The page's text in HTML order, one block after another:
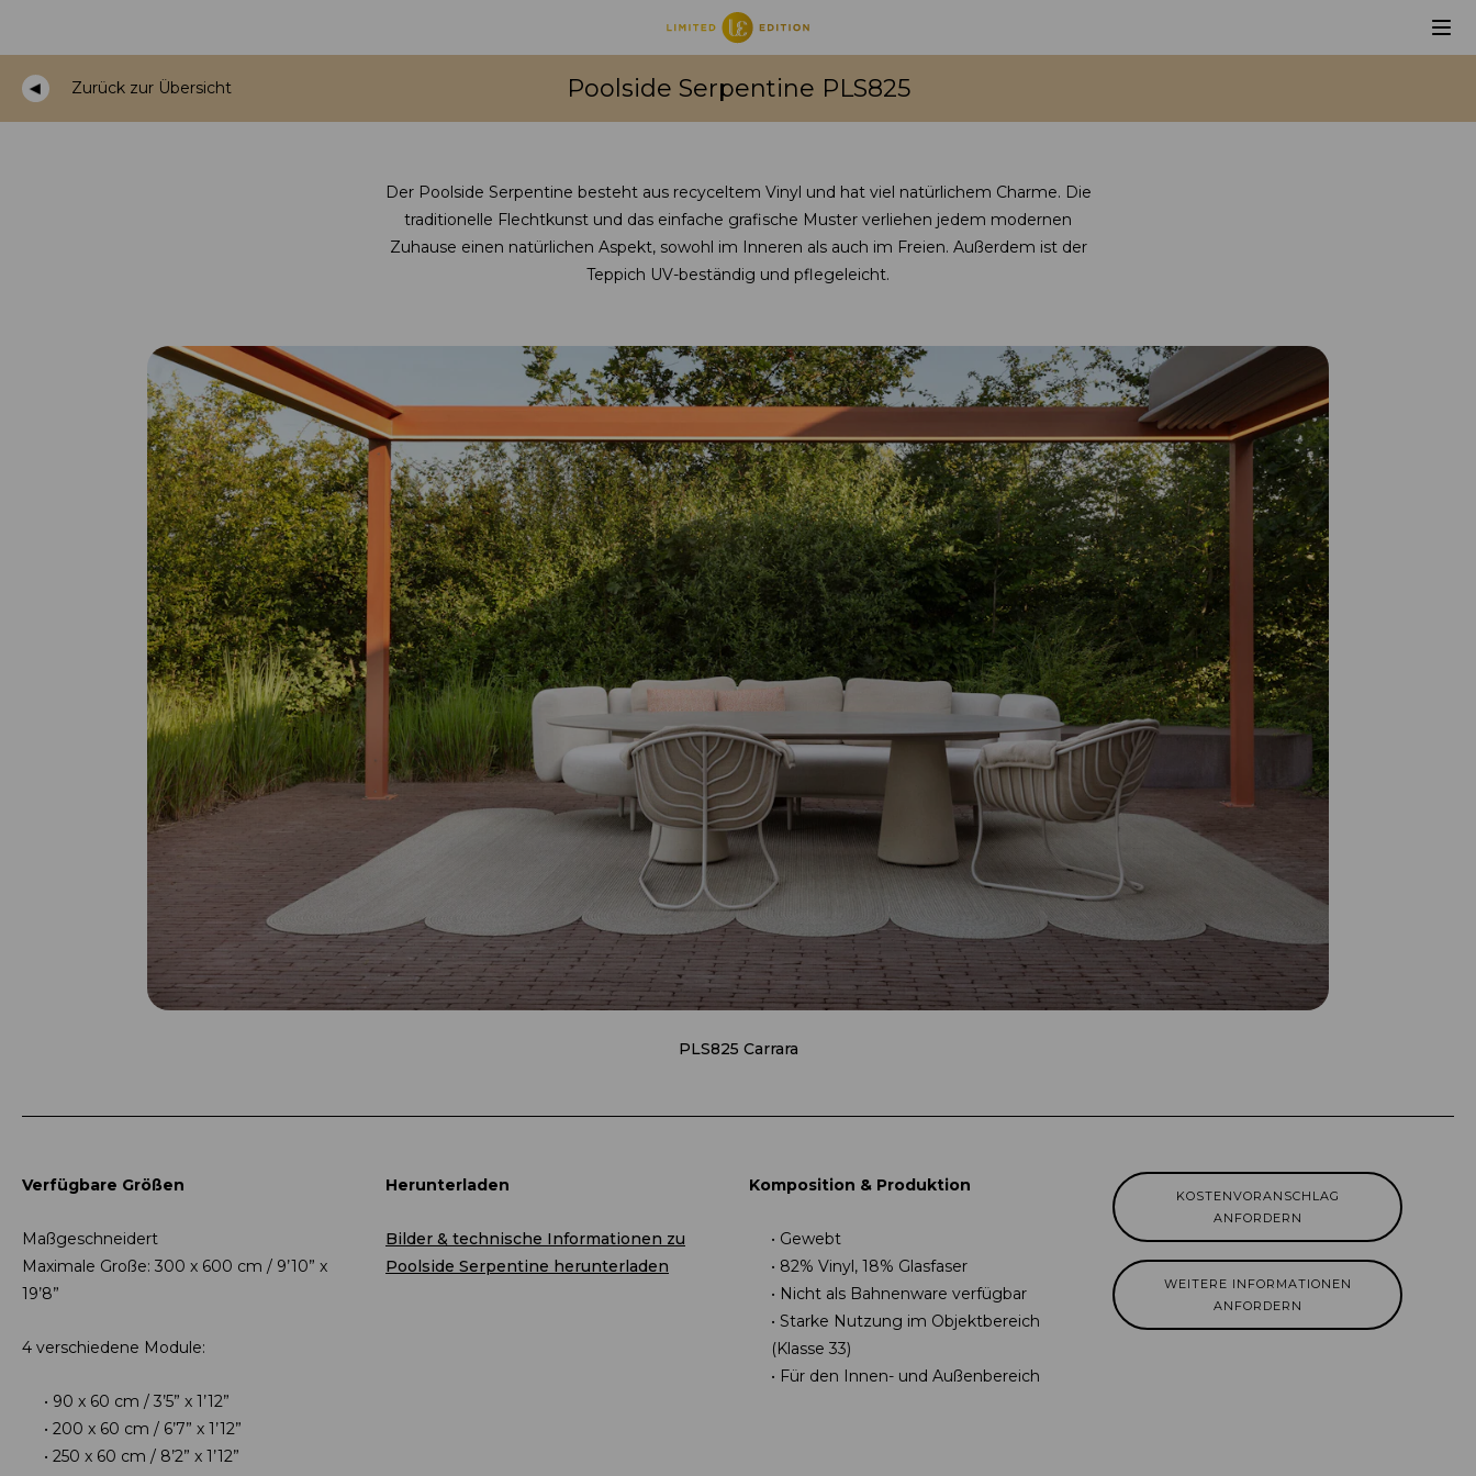
Zurück zur Übersicht Poolside Serpentine PLS825
Der Poolside Serpentine besteht aus recyceltem Vinyl und hat viel natürlichem Charme. Die
traditionelle Flechtkunst und das einfache grafische Muster verliehen jedem modernen
Zuhause einen natürlichen Aspekt, sowohl im Inneren als auch im Freien. Außerdem ist der
Teppich UV-beständig und pflegeleicht.
PLS825 Carrara
Verfügbare Größen
Maßgeschneidert
Maximale Große: 300 x 600 cm / 9’10” x
19’8”
4 verschiedene Module:
90 x 60 cm / 3’5” x 1’12”
200 x 60 cm / 6’7” x 1’12”
250 x 60 cm / 8’2” x 1’12”
Herunterladen
Bilder & technische Informationen zu
Poolside Serpentine herunterladen
Komposition & Produktion
Gewebt
82% Vinyl, 18% Glasfaser
Nicht als Bahnenware verfügbar
Starke Nutzung im Objektbereich
(Klasse 33)
Für den Innen- und Außenbereich
KOSTENVORANSCHLAG
ANFORDERN
WEITERE INFORMATIONEN
ANFORDERN